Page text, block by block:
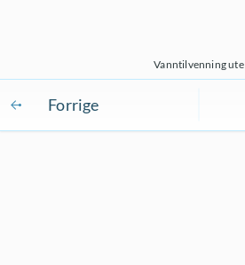
Vanntilvenning ute